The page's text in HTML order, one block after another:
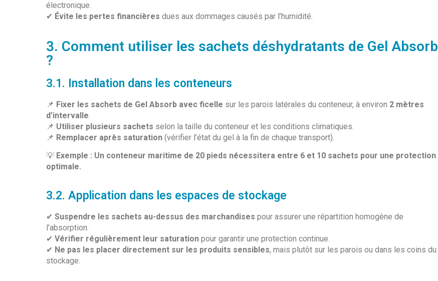
électronique.
✔ Évite les pertes financières dues aux dommages causés par l’humidité.
3. Comment utiliser les sachets déshydratants de Gel Absorb
?
3.1. Installation dans les conteneurs
📌 Fixer les sachets de Gel Absorb avec ficelle sur les parois latérales du conteneur, à environ 2 mètres
d’intervalle
📌 Utiliser plusieurs sachets selon la taille du conteneur et les conditions climatiques.
📌 Remplacer après saturation (vérifier l’état du gel à la fin de chaque transport).
💡 Exemple : Un conteneur maritime de 20 pieds nécessitera entre 6 et 10 sachets pour une protection
optimale.
3.2. Application dans les espaces de stockage
✔ Suspendre les sachets au-dessus des marchandises pour assurer une répartition homogène de
l’absorption.
✔ Vérifier régulièrement leur saturation pour garantir une protection continue.
✔ Ne pas les placer directement sur les produits sensibles, mais plutôt sur les parois ou dans les coins du
stockage.